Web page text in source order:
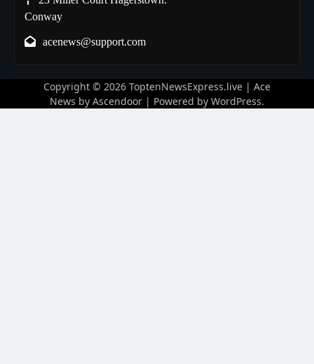
Conway
acenews@support.com
Copyright © 2026 ToptenNewsExpress.live | Ace
News by Ascendoor | Powered by WordPress.